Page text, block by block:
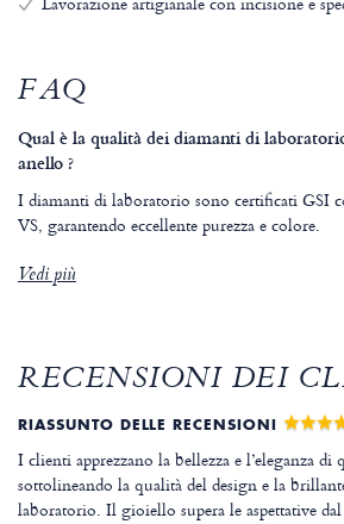
FAQ
Qual è la qualità dei diamanti di
anello ?
I diamanti di laboratorio sono certificati GSI
VS, garantendo eccellente purezza e colore.
Vedi più
RECENSIONI DEI
RIASSUNTO DELLE RECENSIONI
I clienti apprezzano la bellezza e l’eleganza di
sottolineando la qualità del design e la
laboratorio. Il gioiello supera le aspettative